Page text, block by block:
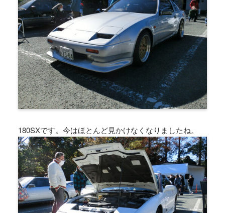
180SXです。今はほとんど見かけなくなりましたね。